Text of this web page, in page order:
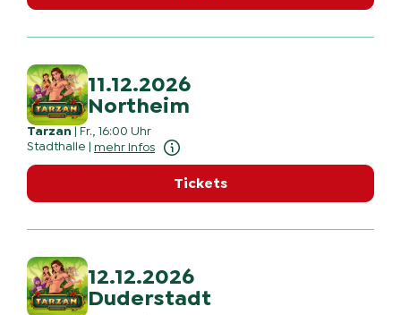
11.12.2026
Northeim
Tarzan
Fr., 16:00 Uhr
Stadthalle
mehr Infos
Tickets
12.12.2026
Duderstadt